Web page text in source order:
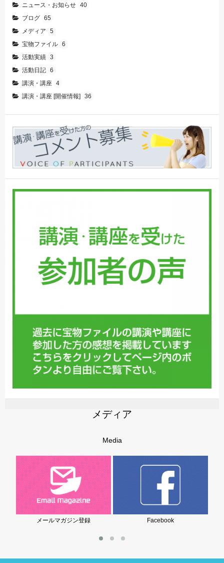
ニュース・お知らせ 40
ブログ 65
メディア
5
宝物ファイル 6
活動実績 3
活動日記 6
講演・講座 4
講演・講座 [開催情報]
36
メディア
Media
メールマガジン登録 Facebook